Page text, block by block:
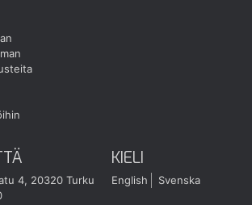
4, 20320 Turku
KIELI
English Svenska